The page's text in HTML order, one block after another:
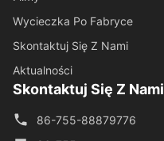
Wycieczka Po Fabryce
Skontaktuj Się Z Nami
Aktualności
Skontaktuj Się Z Nami
86-755-88879776